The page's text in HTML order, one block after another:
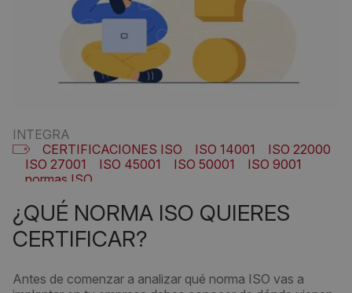
INTEGRA
CERTIFICACIONES ISO
ISO 14001
ISO 22000
ISO 27001
ISO 45001 ISO 50001
ISO 9001
normas ISO
¿QUÉ NORMA ISO QUIERES
CERTIFICAR?
Antes de comenzar a analizar qué norma ISO vas a